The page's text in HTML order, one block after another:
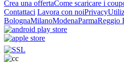
Crea una offertaCome scaricare i
Contattaci Lavora con noiPrivacy
BolognaMilanoModenaParmaReggio